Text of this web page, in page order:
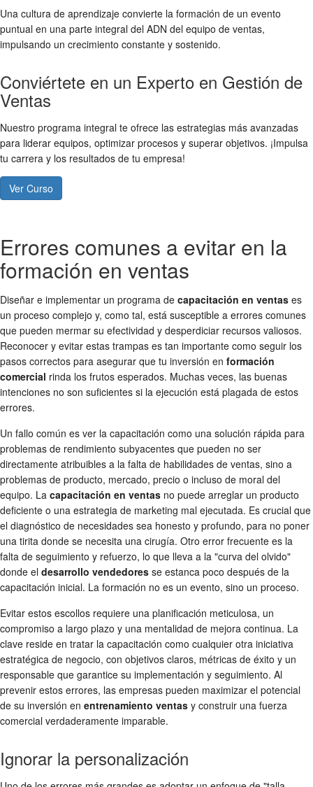
Una cultura de aprendizaje convierte la formación de un evento
puntual en una parte integral del ADN del equipo de ventas,
impulsando un crecimiento constante y sostenido.
Conviértete en un Experto en Gestión de
Ventas
Nuestro programa integral te ofrece las estrategias más avanzadas
para liderar equipos, optimizar procesos y superar objetivos. ¡Impulsa
tu carrera y los resultados de tu empresa!
Ver Curso
Errores comunes a evitar en la
formación en ventas
Diseñar e implementar un programa de capacitación en ventas es
un proceso complejo y, como tal, está susceptible a errores comunes
que pueden mermar su efectividad y desperdiciar recursos valiosos.
Reconocer y evitar estas trampas es tan importante como seguir los
pasos correctos para asegurar que tu inversión en formación
comercial rinda los frutos esperados. Muchas veces, las buenas
intenciones no son suficientes si la ejecución está plagada de estos
errores.
Un fallo común es ver la capacitación como una solución rápida para
problemas de rendimiento subyacentes que pueden no ser
directamente atribuibles a la falta de habilidades de ventas, sino a
problemas de producto, mercado, precio o incluso de moral del
equipo. La capacitación en ventas no puede arreglar un producto
deficiente o una estrategia de marketing mal ejecutada. Es crucial que
el diagnóstico de necesidades sea honesto y profundo, para no poner
una tirita donde se necesita una cirugía. Otro error frecuente es la
falta de seguimiento y refuerzo, lo que lleva a la "curva del olvido"
donde el desarrollo vendedores se estanca poco después de la
capacitación inicial. La formación no es un evento, sino un proceso.
Evitar estos escollos requiere una planificación meticulosa, un
compromiso a largo plazo y una mentalidad de mejora continua. La
clave reside en tratar la capacitación como cualquier otra iniciativa
estratégica de negocio, con objetivos claros, métricas de éxito y un
responsable que garantice su implementación y seguimiento. Al
prevenir estos errores, las empresas pueden maximizar el potencial
de su inversión en entrenamiento ventas y construir una fuerza
comercial verdaderamente imparable.
Ignorar la personalización